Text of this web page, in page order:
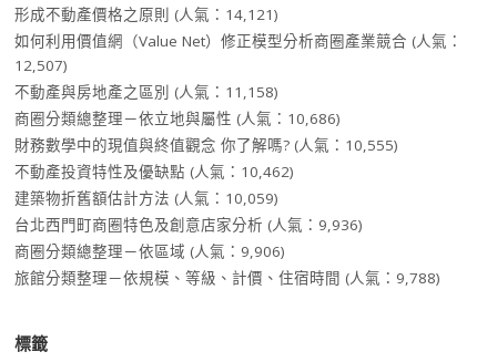
形成不動產價格之原則 (人氣：14,121)
如何利用價值網（Value Net）修正模型分析商圈產業競合 (人氣：
12,507)
不動產與房地產之區別 (人氣：11,158)
商圈分類總整理－依立地與屬性 (人氣：10,686)
財務數學中的現值與終值觀念 你了解嗎? (人氣：10,555)
不動產投資特性及優缺點 (人氣：10,462)
建築物折舊額估計方法 (人氣：10,059)
台北西門町商圈特色及創意店家分析 (人氣：9,936)
商圈分類總整理－依區域 (人氣：9,906)
旅館分類整理－依規模、等級、計價、住宿時間 (人氣：9,788)
標籤